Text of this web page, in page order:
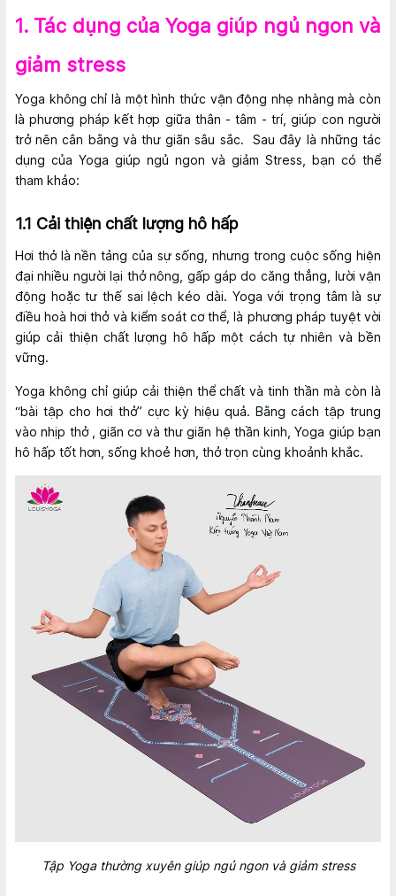
1. Tác dụng của Yoga giúp ngủ ngon và
giảm stress
Yoga không chỉ là một hình thức vận động nhẹ nhàng mà còn
là phương pháp kết hợp giữa thân - tâm - trí, giúp con người
trở nên cân bằng và thư giãn sâu sắc. Sau đây là những tác
dụng của Yoga giúp ngủ ngon và giảm Stress, bạn có thể
tham khảo:
1.1 Cải thiện chất lượng hô hấp
Hơi thở là nền tảng của sự sống, nhưng trong cuộc sống hiện
đại nhiều người lại thở nông, gấp gáp do căng thẳng, lười vận
động hoặc tư thế sai lệch kéo dài. Yoga với trọng tâm là sự
điều hoà hơi thở và kiểm soát cơ thể, là phương pháp tuyệt vời
giúp cải thiện chất lượng hô hấp một cách tự nhiên và bền
vững.
Yoga không chỉ giúp cải thiện thể chất và tinh thần mà còn là
“bài tập cho hơi thở” cực kỳ hiệu quả. Bằng cách tập trung
vào nhịp thở , giãn cơ và thư giãn hệ thần kinh, Yoga giúp bạn
hô hấp tốt hơn, sống khoẻ hơn, thở trọn cùng khoảnh khắc.
Tập Yoga thường xuyên giúp ngủ ngon và giảm stress